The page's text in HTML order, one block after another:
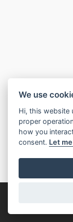
🧡
We use
Hi, this website
proper
how you
consent. Let